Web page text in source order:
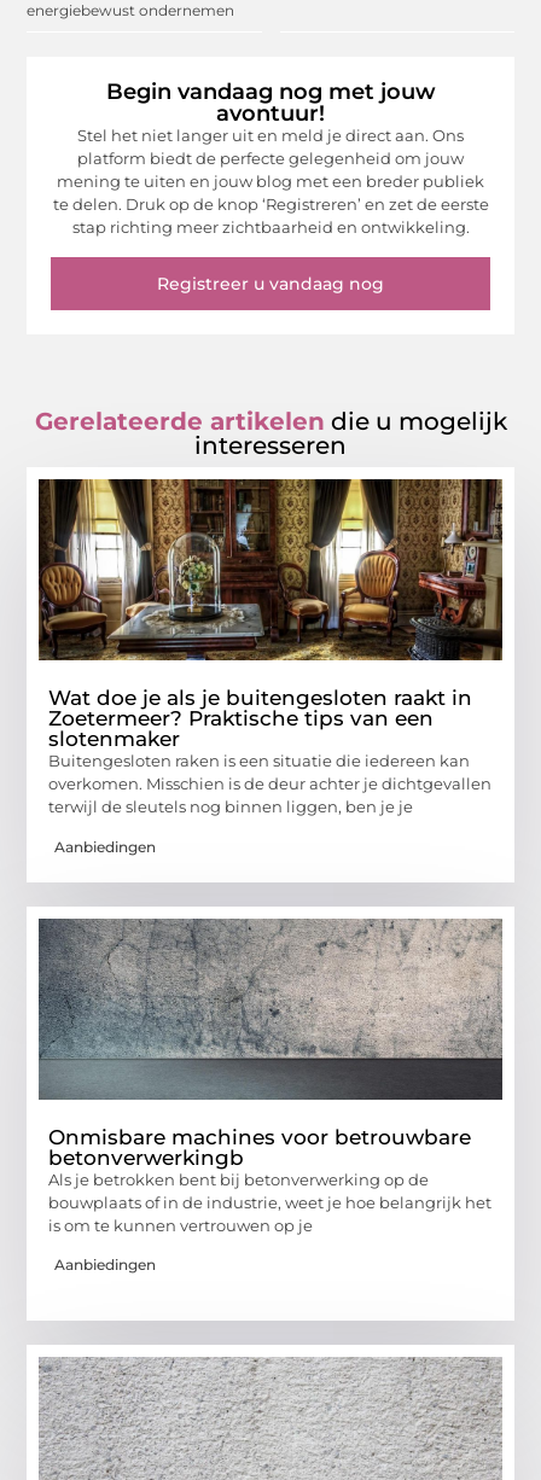
energiebewust ondernemen
Begin vandaag nog met jouw
avontuur!
Stel het niet langer uit en meld je direct aan. Ons
platform biedt de perfecte gelegenheid om jouw
mening te uiten en jouw blog met een breder publiek
te delen. Druk op de knop ‘Registreren’ en zet de eerste
stap richting meer zichtbaarheid en ontwikkeling.
Registreer u vandaag nog
Gerelateerde artikelen die u mogelijk
interesseren
Wat doe je als je buitengesloten raakt in
Zoetermeer? Praktische tips van een
slotenmaker
Buitengesloten raken is een situatie die iedereen kan
overkomen. Misschien is de deur achter je dichtgevallen
terwijl de sleutels nog binnen liggen, ben je je
Aanbiedingen
Onmisbare machines voor betrouwbare
betonverwerkingb
Als je betrokken bent bij betonverwerking op de
bouwplaats of in de industrie, weet je hoe belangrijk het
is om te kunnen vertrouwen op je
Aanbiedingen